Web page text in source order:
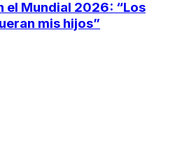
el Mundial 2026: “Los
mis hijos”